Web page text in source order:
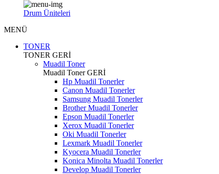
Drum Üniteleri
MENÜ
TONER
TONER GERİ
Muadil Toner
Muadil TonerGERİ
Hp Muadil Tonerler
Canon Muadil Tonerler
Samsung Muadil Tonerler
Brother Muadil Tonerler
Epson Muadil Tonerler
Xerox Muadil Tonerler
Oki Muadil Tonerler
Lexmark Muadil Tonerler
Kyocera Muadil Tonerler
Konica Minolta Muadil Tonerler
Develop Muadil Tonerler